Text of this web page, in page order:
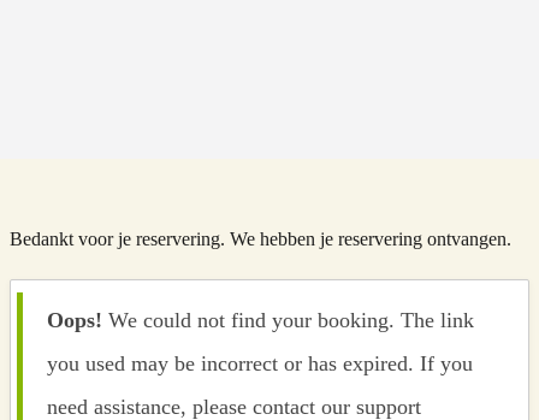
Bedankt voor je reservering. We hebben je reservering ontvangen.
Oops! We could not find your booking. The link
you used may be incorrect or has expired. If you
need assistance, please contact our support